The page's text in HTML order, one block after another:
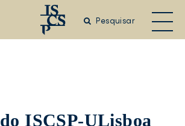
Pesquisar
ISCSP-ULisboa